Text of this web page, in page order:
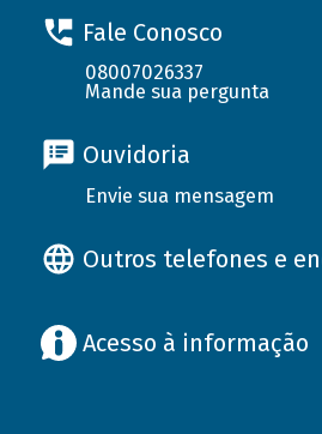
Fale Conosco
08007026337
Mande sua pergunta
Ouvidoria
Envie sua mensagem
Outros telefones e
Acesso à informação